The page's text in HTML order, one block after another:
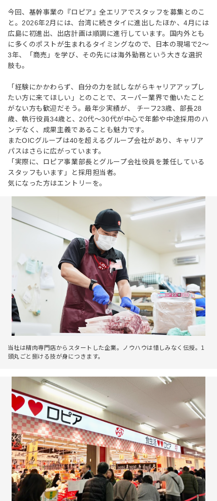
今回、基幹事業の『ロピア』全エリアでスタッフを募集とのこ
と。2026年2月には、台湾に続きタイに進出したほか、4月には
広島に初進出、出店計画は順調に進行しています。国内外とも
に多くのポストが生まれるタイミングなので、日本の現場で2〜
3年、「商売」を学び、その先には海外勤務という大きな選択
肢も。
「経験にかかわらず、自分の力を試しながらキャリアアップし
たい方に来てほしい」とのことで、スーパー業界で働いたこと
がない方も歓迎だそう。最年少実績が、 チーフ23歳、部長28
歳、執行役員34歳と、20代〜30代が中心で年齢や中途採用のハ
ンデなく、成果主義であることも魅力です。
またOICグループは40を超えるグループ会社があり、キャリア
パスはさらに広がっています。
「実際に、ロピア事業部長とグループ会社役員を兼任している
スタッフもいます」と採用担当者。
気になった方はエントリーを。
当社は精肉専門店からスタートした企業。ノウハウは惜しみなく伝授。1
頭丸ごと捌ける技が身につきます。